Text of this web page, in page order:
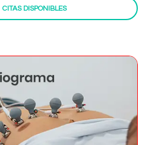
CITAS DISPONIBLES